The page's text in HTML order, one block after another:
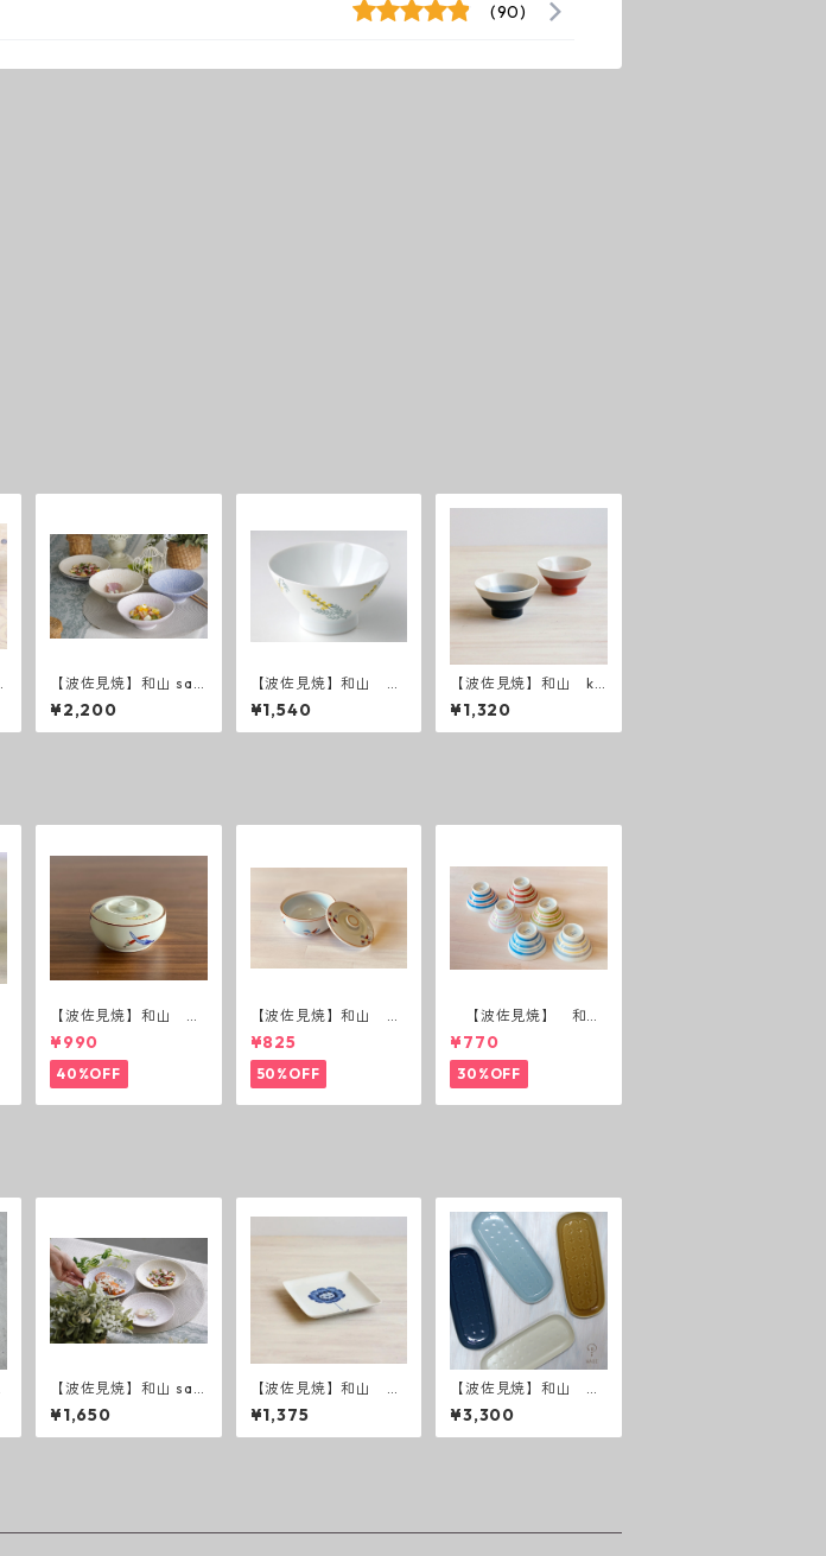
(90)
【波佐見焼】和山 saz
anami 平碗
¥2,200
【波佐見焼】和山 和
ミモザ お茶碗
¥1,540
【波佐見焼】和山 ku
rawanka碗 半青・半
赤
¥1,320
【波佐見焼】和山 蓋
付丸鉢(唐辛子)
¥990
40%OFF
【波佐見焼】和山 蓋
付丸鉢(花絵)
¥825
50%OFF
【波佐見焼】 和
山 広東碗 二色ボー
ダー 全6パターン
¥770
30%OFF
【波佐見焼】和山 saz
anami ５寸皿
¥1,650
【波佐見焼】和山 一
輪花 Wプレート角皿
- 小 -
¥1,375
【波佐見焼】和山 R
ONDE 長皿
¥3,300